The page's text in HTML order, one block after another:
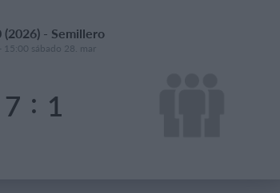
(2026) - Semillero
15:00 sábado 28. mar
7 : 1